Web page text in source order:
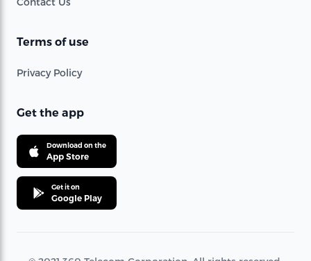
Terms of use
Privacy Policy
Get the app
Download on the
App Store
Get it on
Google Play